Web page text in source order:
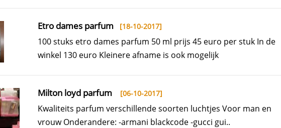
Etro dames parfum [18-10-2017]
100 stuks etro dames parfum 50 ml prijs 45 euro per stuk In de
winkel 130 euro Kleinere afname is ook mogelijk
Milton loyd parfum [06-10-2017]
Kwaliteits parfum verschillende soorten luchtjes Voor man en
vrouw Onderandere: -armani blackcode -gucci gui..